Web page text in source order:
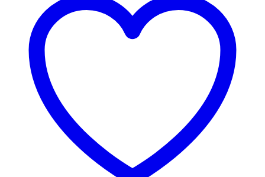
mrežno
napajanje
DO
ISTEKA
ZALIHA
količina